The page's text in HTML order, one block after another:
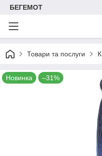
БЕГЕМОТ
Товари та послуги
Новинка –31%